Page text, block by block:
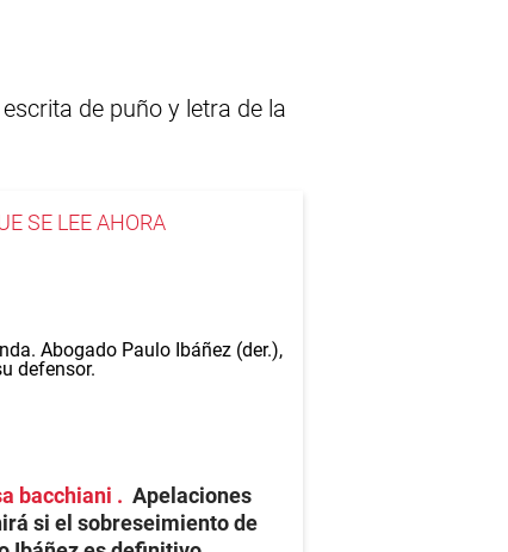
de puño y letra de la
SE LEE AHORA
bacchiani
Apelaciones
si el sobreseimiento de